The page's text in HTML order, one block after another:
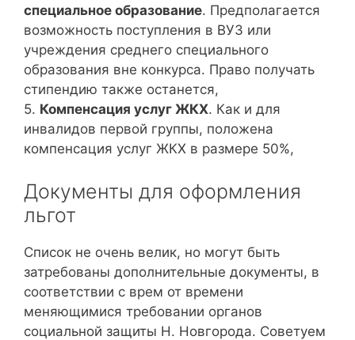
специальное образование. Предполагается
возможность поступления в ВУЗ или
учреждения среднего специального
образования вне конкурса. Право получать
стипендию также останется,
5. Компенсация услуг ЖКХ. Как и для
инвалидов первой группы, положена
компенсация услуг ЖКХ в размере 50%,
Документы для оформления
льгот
Список не очень велик, но могут быть
затребованы дополнительные документы, в
соответствии с врем от времени
меняющимися требовании органов
социальной защиты Н. Новгорода. Советуем